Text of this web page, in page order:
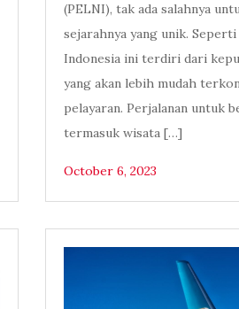
(PELNI), tak ada salahnya
sejarahnya yang unik. Seperti
Indonesia ini terdiri dari
yang akan lebih mudah
pelayaran. Perjalanan untuk
termasuk wisata […]
October 6, 2023